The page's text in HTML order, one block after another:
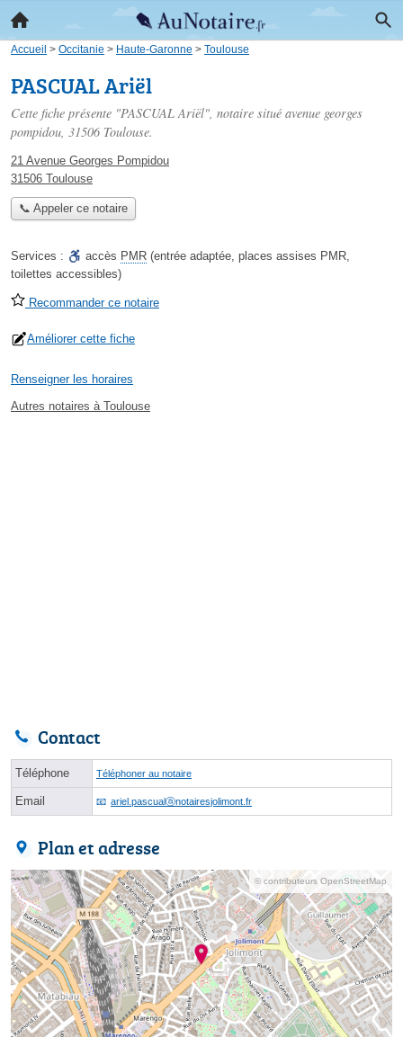
Accueil > Occitanie > Haute-Garonne > Toulouse
PASCUAL Ariël
Cette fiche présente "PASCUAL Ariël", notaire situé avenue georges
pompidou, 31506 Toulouse.
21 Avenue Georges Pompidou
31506 Toulouse
📞 Appeler ce notaire
Services : accès PMR (entrée adaptée, places assises PMR,
toilettes accessibles)
Recommander ce notaire
Améliorer cette fiche
Renseigner les horaires
Autres notaires à Toulouse
Contact
Téléphone Téléphoner au notaire
Email ariel.pascualⓐnotairesjolimont.fr
Plan et adresse
© contributeurs OpenStreetMap